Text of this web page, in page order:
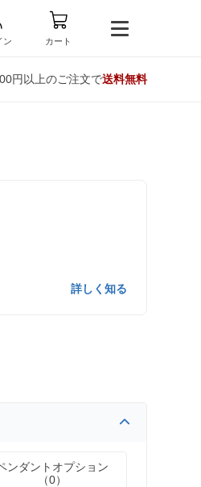
ン カート
円以上のご注文で送料無料
詳しく知る
ンダントオプション
（0）